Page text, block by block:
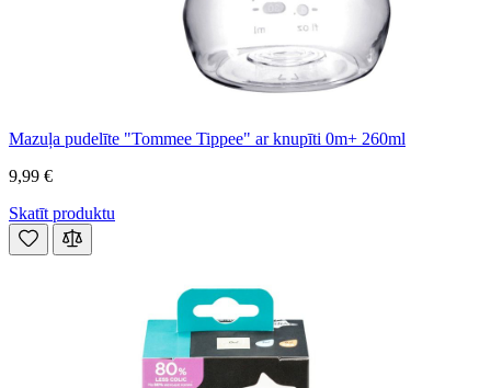
Mazuļa pudelīte "Tommee Tippee" ar knupīti 0m+ 260ml
9,99 €
Skatīt produktu